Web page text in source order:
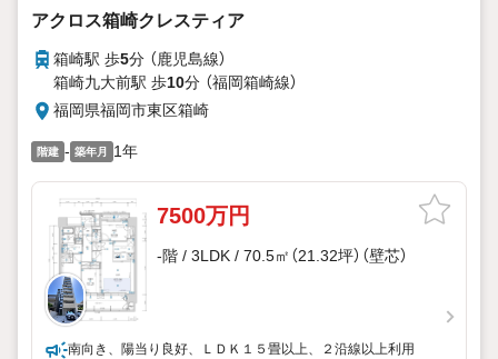
アクロス箱崎クレスティア
箱崎駅 歩5分 （鹿児島線）
箱崎九大前駅 歩10分 （福岡箱崎線）
福岡県福岡市東区箱崎
階建 - 築年月 1年
7500万円
-階 / 3LDK / 70.5㎡（21.32坪）（壁芯）
南向き、陽当り良好、ＬＤＫ１５畳以上、２沿線以上利用